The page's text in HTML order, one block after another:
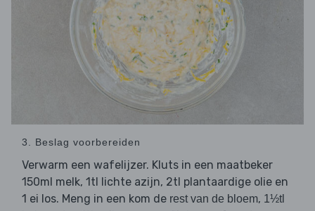
3. Beslag voorbereiden
Verwarm een wafelijzer. Kluts in een maatbeker
150ml melk, 1tl lichte azijn, 2tl plantaardige olie en
1 ei los. Meng in een kom de rest van de bloem, 1½tl